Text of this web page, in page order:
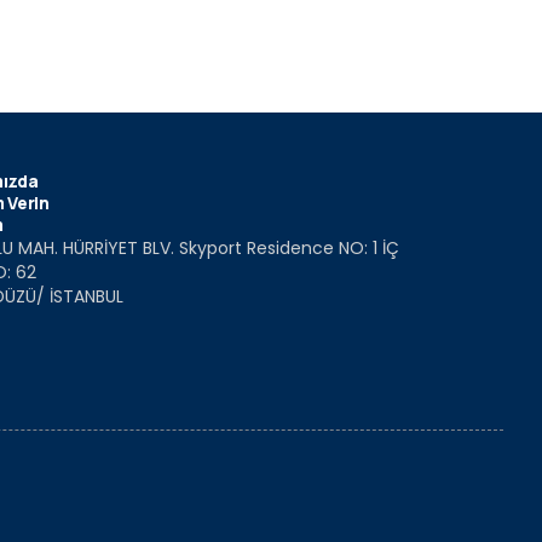
Verin
MAH. HÜRRİYET BLV. Skyport Residence NO: 1 İÇ
62
İSTANBUL